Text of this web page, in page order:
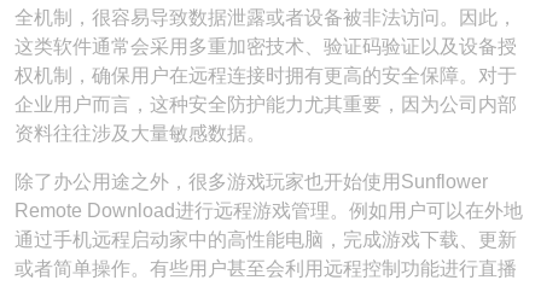
全机制，很容易导致数据泄露或者设备被非法访问。因此，
这类软件通常会采用多重加密技术、验证码验证以及设备授
权机制，确保用户在远程连接时拥有更高的安全保障。对于
企业用户而言，这种安全防护能力尤其重要，因为公司内部
资料往往涉及大量敏感数据。
除了办公用途之外，很多游戏玩家也开始使用Sunflower
Remote Download进行远程游戏管理。例如用户可以在外地
通过手机远程启动家中的高性能电脑，完成游戏下载、更新
或者简单操作。有些用户甚至会利用远程控制功能进行直播